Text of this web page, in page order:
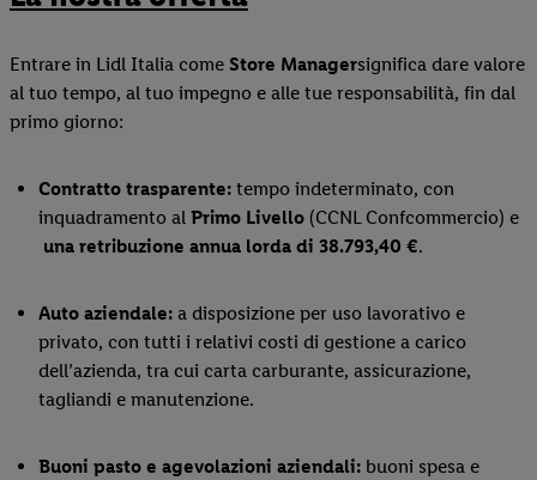
Entrare in Lidl Italia come Store Managersignifica dare valore
al tuo tempo, al tuo impegno e alle tue responsabilità, fin dal
primo giorno:
Contratto trasparente: tempo indeterminato, con
inquadramento al Primo Livello (CCNL Confcommercio) e
una retribuzione annua lorda di 38.793,40 €.
Auto aziendale: a disposizione per uso lavorativo e
privato, con tutti i relativi costi di gestione a carico
dell’azienda, tra cui carta carburante, assicurazione,
tagliandi e manutenzione.
Buoni pasto e agevolazioni aziendali: buoni spesa e